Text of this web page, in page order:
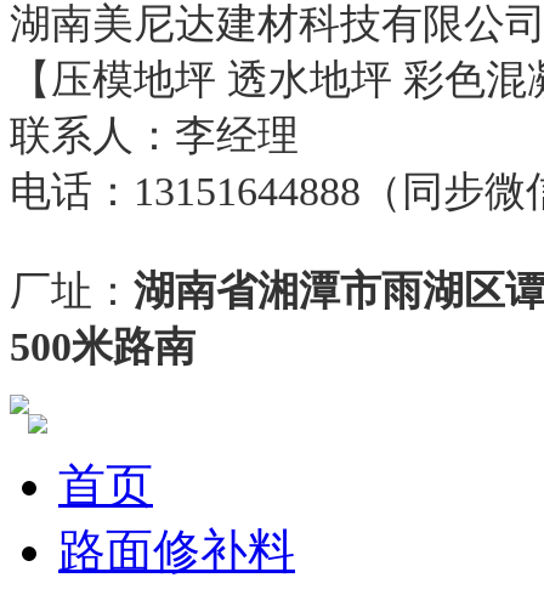
湖南美尼达建材科技有限公
【压模地坪 透水地坪 彩色
联系人：李经理
电话：13151644888（同步微
厂址： 湖南省湘潭市雨湖区
500米路南
首页
路面修补料